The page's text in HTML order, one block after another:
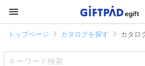
トップページ カタログを探す カタロ